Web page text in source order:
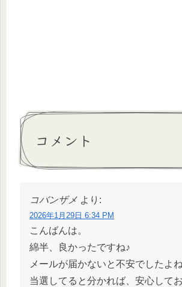
コメント
コバンザメ より:
2026年1月29日 6:34 PM
こんばんは。
綿半、良かったですね♪
メールが届かないと不安でしたよね
当選してると分かれば、安心して